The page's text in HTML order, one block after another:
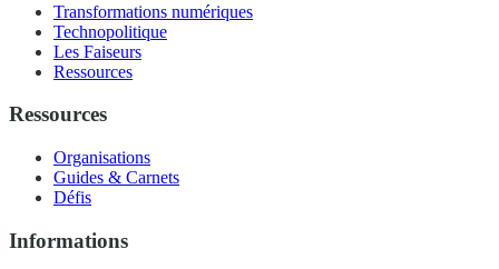
Transformations numériques
Technopolitique
Les Faiseurs
Ressources
Ressources
Organisations
Guides & Carnets
Défis
Informations